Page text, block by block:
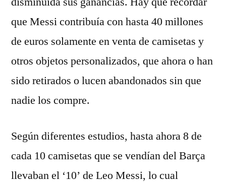
que Messi contribuía con hasta 40 millones
de euros solamente en venta de camisetas y
otros objetos personalizados, que ahora o han
sido retirados o lucen abandonados sin que
nadie los compre.
Según diferentes estudios, hasta ahora 8 de
cada 10 camisetas que se vendían del Barça
llevaban el ‘10’ de Leo Messi, lo cual